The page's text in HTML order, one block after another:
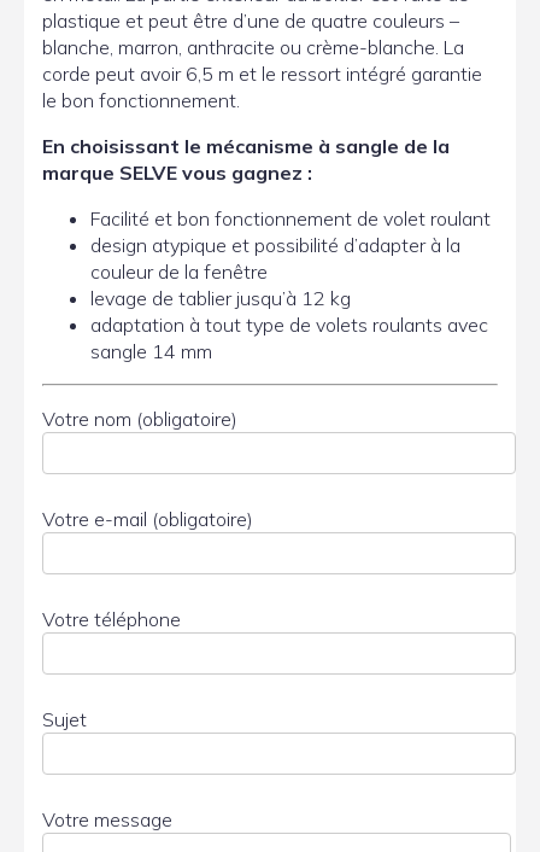
plastique et peut être d’une de quatre couleurs –
blanche, marron, anthracite ou crème-blanche. La
corde peut avoir 6,5 m et le ressort intégré garantie
le bon fonctionnement.
En choisissant le mécanisme à sangle de la
marque SELVE vous gagnez :
Facilité et bon fonctionnement de volet roulant
design atypique et possibilité d’adapter à la
couleur de la fenêtre
levage de tablier jusqu’à 12 kg
adaptation à tout type de volets roulants avec
sangle 14 mm
Votre nom (obligatoire)
Votre e-mail (obligatoire)
Votre téléphone
Sujet
Votre message